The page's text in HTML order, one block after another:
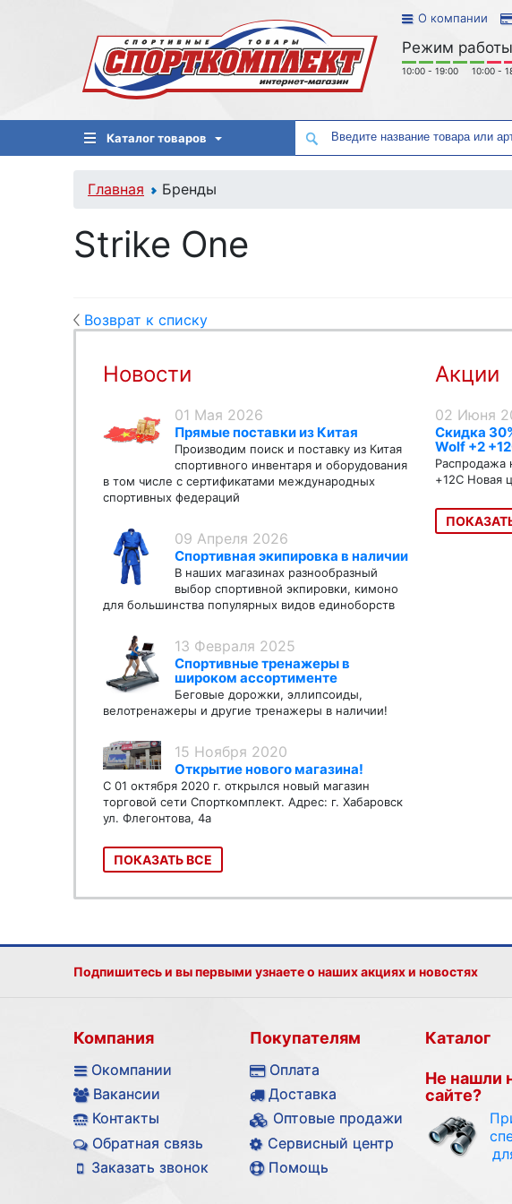
О компании
Режим
10:00 - 19:00 10:00 -
Каталог товаров
Главная Бренды
Strike One
Возврат к списку
Новости
01 Мая 2026
Прямые поставки из Китая
Производим поиск и поставку из Китая
спортивного инвентаря и оборудования
в том числе с сертификатами международных
спортивных федераций
09 Апреля 2026
Спортивная экипировка в наличии
В наших магазинах разнообразный
выбор спортивной экпировки, кимоно
для большинства популярных видов единоборств
13 Февраля 2025
Спортивные тренажеры в
широком ассортименте
Беговые дорожки, эллипсоиды,
велотренажеры и другие тренажеры в наличии!
15 Ноября 2020
Открытие нового магазина!
С 01 октября 2020 г. открылся новый магазин
торговой сети Спорткомплект. Адрес: г. Хабаровск
ул. Флегонтова, 4а
ПОКАЗАТЬ ВСЕ
Акции
02 Июня
Скидка
Wolf +2
Распродажа
+12C Новая
Подпишитесь и вы первыми узнаете о наших акциях и новостях
Компания
Окомпании
Вакансии
Контакты
Обратная связь
Заказать звонок
Покупателям
Оплата
Доставка
Оптовые продажи
Сервисный центр
Помощь
Каталог
Не нашли
сайте?